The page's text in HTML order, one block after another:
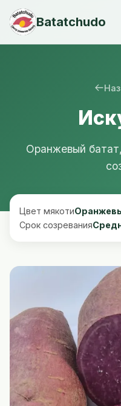
Batatchudo
Оранжевый
Цвет мякоти
Срок созревания